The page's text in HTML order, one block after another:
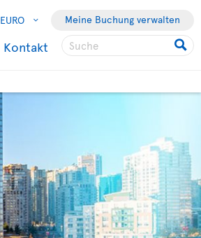
EURO Meine Buchung verwalten
Kontakt